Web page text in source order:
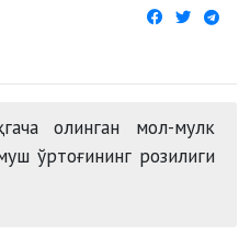
олинган мол-мулк
ўртоғининг розилиги